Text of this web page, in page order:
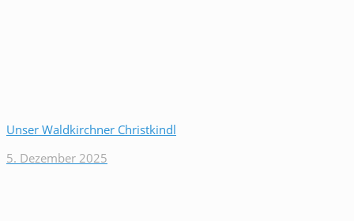
Unser Waldkirchner Christkindl
5. Dezember 2025